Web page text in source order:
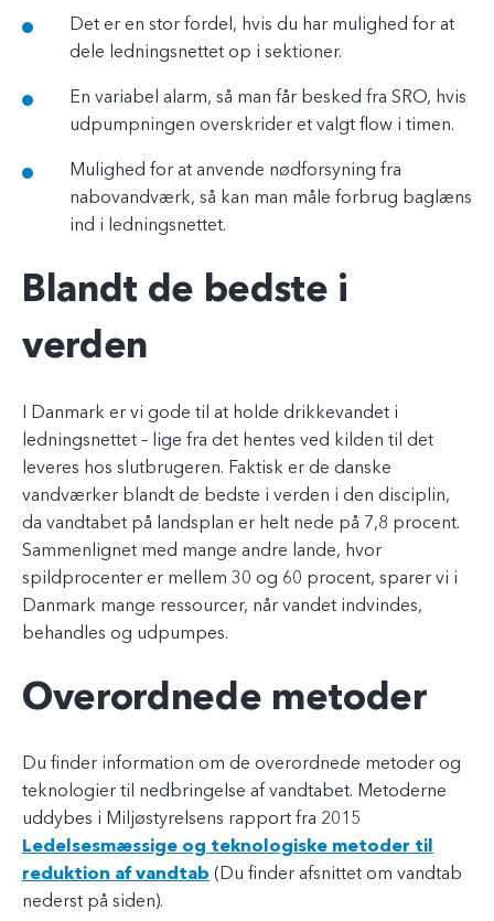
Det er en stor fordel, hvis du har mulighed for at
dele ledningsnettet op i sektioner.
En variabel alarm, så man får besked fra SRO, hvis
udpumpningen overskrider et valgt flow i timen.
Mulighed for at anvende nødforsyning fra
nabovandværk, så kan man måle forbrug baglæns
ind i ledningsnettet.
Blandt de bedste i
verden
I Danmark er vi gode til at holde drikkevandet i
ledningsnettet – lige fra det hentes ved kilden til det
leveres hos slutbrugeren. Faktisk er de danske
vandværker blandt de bedste i verden i den disciplin,
da vandtabet på landsplan er helt nede på 7,8 procent.
Sammenlignet med mange andre lande, hvor
spildprocenter er mellem 30 og 60 procent, sparer vi i
Danmark mange ressourcer, når vandet indvindes,
behandles og udpumpes.
Overordnede metoder
Du finder information om de overordnede metoder og
teknologier til nedbringelse af vandtabet. Metoderne
uddybes i Miljøstyrelsens rapport fra 2015
Ledelsesmæssige og teknologiske metoder til
reduktion af vandtab (Du finder afsnittet om vandtab
nederst på siden).